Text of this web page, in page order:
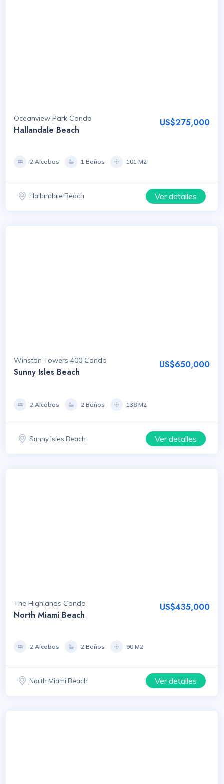
Oceanview Park Condo
Hallandale Beach
US$275,000
2 Alcobas 1 Baños 101 M2
Hallandale Beach Ver detalles
Winston Towers 400 Condo
Sunny Isles Beach
US$650,000
2 Alcobas 2 Baños 138 M2
Sunny Isles Beach Ver detalles
The Highlands Condo
North Miami Beach
US$435,000
2 Alcobas 2 Baños 90 M2
North Miami Beach Ver detalles